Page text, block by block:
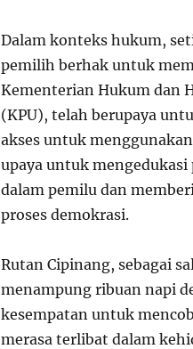
Dalam konteks hukum,
pemilih berhak untuk
Kementerian Hukum dan
(KPU), telah berupaya
akses untuk
upaya untuk
dalam pemilu dan
proses demokrasi.
Rutan Cipinang, sebagai
menampung ribuan napi
kesempatan untuk
merasa terlibat dalam